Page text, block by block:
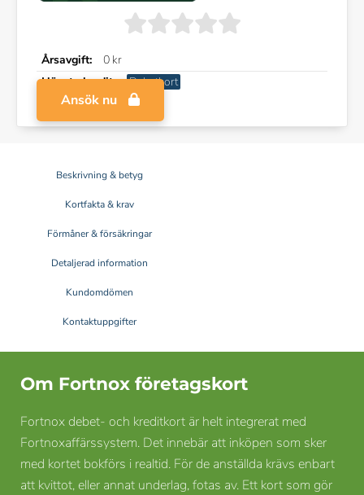
Årsavgift:
0 kr
Högsta kredit:
Debetkort
Ansök nu
Beskrivning & betyg
Kortfakta & krav
Förmåner & försäkringar
Detaljerad information
Kundomdömen
Kontaktuppgifter
Om Fortnox företagskort
Fortnox debet- och kreditkort är helt integrerat med
Fortnoxaffärssystem. Det innebär att inköpen som sker
med kortet bokförs i realtid. För de anställda krävs enbart
att kvittot, eller annat underlag, fotas av. Ett kort som gör